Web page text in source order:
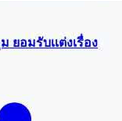
อมรับเเต่งเรื่อง